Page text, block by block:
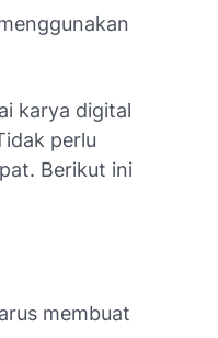
karya digital
perlu
Berikut ini
membuat